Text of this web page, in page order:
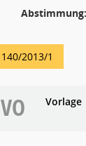
Abstimmung:
140/2013/1
VO Vorlage